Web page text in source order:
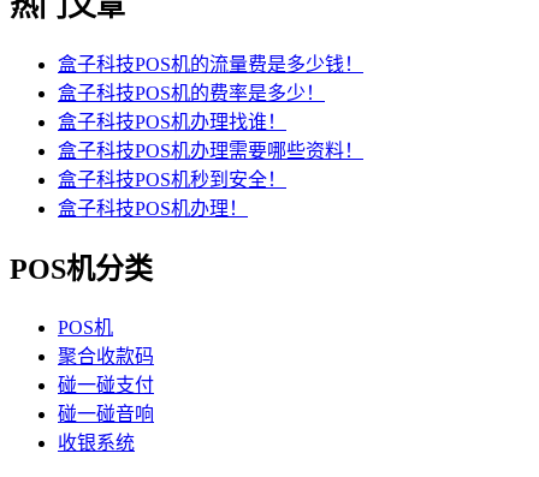
热门文章
盒子科技POS机的流量费是多少钱！
盒子科技POS机的费率是多少！
盒子科技POS机办理找谁！
盒子科技POS机办理需要哪些资料！
盒子科技POS机秒到安全！
盒子科技POS机办理！
POS机分类
POS机
聚合收款码
碰一碰支付
碰一碰音响
收银系统